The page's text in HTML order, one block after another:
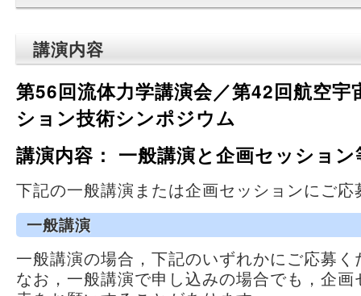
講演内容
第56回流体力学講演会／第42回航空
ション技術シンポジウム
講演内容： 一般講演と企画セッション
下記の一般講演または企画セッションにご
一般講演
一般講演の場合，下記のいずれかにご応募く
なお，一般講演で申し込みの場合でも，企